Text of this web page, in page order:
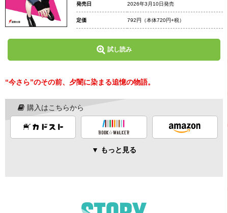
発売日 2026年3月10日発売
定価 792円 （本体720円+税）
試し読み
“今さら”のその前、夕闇に染まる追憶の物語。
購入はこちらから
▼ もっと見る